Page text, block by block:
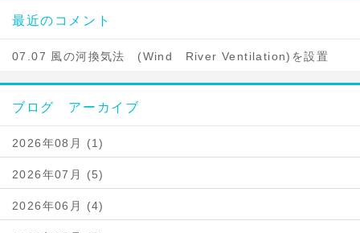
最近のコメント
07.07 風の河換気法 (Wind River Ventilation)を設置
ブログ アーカイブ
2026年08月 (1)
2026年07月 (5)
2026年06月 (4)